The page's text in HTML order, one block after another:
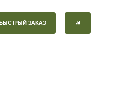
БЫСТРЫЙ ЗАКАЗ